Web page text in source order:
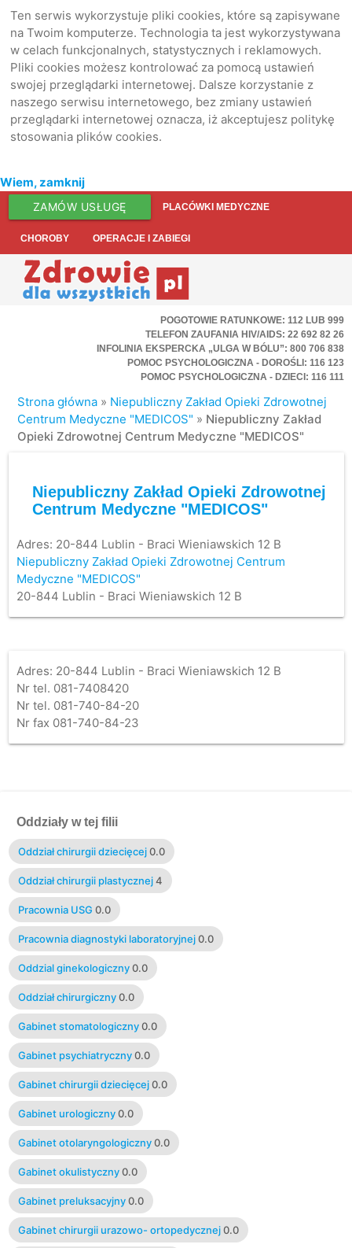
Ten serwis wykorzystuje pliki cookies, które są zapisywane
na Twoim komputerze. Technologia ta jest wykorzystywana
w celach funkcjonalnych, statystycznych i reklamowych.
Pliki cookies możesz kontrolować za pomocą ustawień
swojej przeglądarki internetowej. Dalsze korzystanie z
naszego serwisu internetowego, bez zmiany ustawień
przeglądarki internetowej oznacza, iż akceptujesz politykę
stosowania plików cookies.
Wiem, zamknij
ZAMÓW USŁUGĘ PLACÓWKI MEDYCZNE
CHOROBY OPERACJE I ZABIEGI
POGOTOWIE RATUNKOWE: 112 LUB 999
TELEFON ZAUFANIA HIV/AIDS: 22 692 82 26
INFOLINIA EKSPERCKA „ULGA W BÓLU”: 800 706 838
POMOC PSYCHOLOGICZNA - DOROŚLI: 116 123
POMOC PSYCHOLOGICZNA - DZIECI: 116 111
Strona główna » Niepubliczny Zakład Opieki Zdrowotnej
Centrum Medyczne "MEDICOS" » Niepubliczny Zakład
Opieki Zdrowotnej Centrum Medyczne "MEDICOS"
Niepubliczny Zakład Opieki Zdrowotnej
Centrum Medyczne "MEDICOS"
Adres: 20-844 Lublin - Braci Wieniawskich 12 B
Niepubliczny Zakład Opieki Zdrowotnej Centrum
Medyczne "MEDICOS"
20-844 Lublin - Braci Wieniawskich 12 B
Adres: 20-844 Lublin - Braci Wieniawskich 12 B
Nr tel. 081-7408420
Nr tel. 081-740-84-20
Nr fax 081-740-84-23
Oddziały w tej filii
Oddział chirurgii dziecięcej 0.0
Oddział chirurgii plastycznej 4
Pracownia USG 0.0
Pracownia diagnostyki laboratoryjnej 0.0
Oddzial ginekologiczny 0.0
Oddział chirurgiczny 0.0
Gabinet stomatologiczny 0.0
Gabinet psychiatryczny 0.0
Gabinet chirurgii dziecięcej 0.0
Gabinet urologiczny 0.0
Gabinet otolaryngologiczny 0.0
Gabinet okulistyczny 0.0
Gabinet preluksacyjny 0.0
Gabinet chirurgii urazowo- ortopedycznej 0.0